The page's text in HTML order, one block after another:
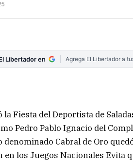
Libertador en Agrega El Libertador a
la Fiesta del Deportista de
Pedro Pablo Ignacio del
denominado Cabral de Oro
en los Juegos Nacionales Evita